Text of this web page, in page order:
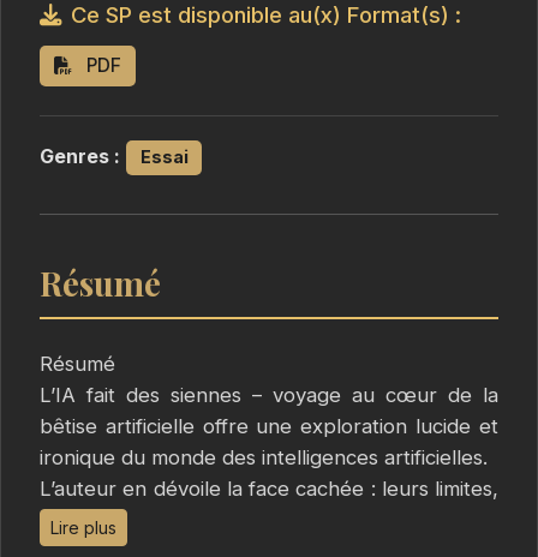
Ce SP est disponible au(x) Format(s) :
PDF
Genres : Essai
Résumé
Résumé
L’IA fait des siennes – voyage au cœur de la
bêtise artificielle offre une exploration lucide et
ironique du monde des intelligences artificielles.
L’auteur en dévoile la face cachée : leurs limites,
leurs maladresses et les illusions qu’elles
nourrissent.
Lire plus